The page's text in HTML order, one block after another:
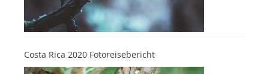
Costa Rica 2020 Fotoreisebericht